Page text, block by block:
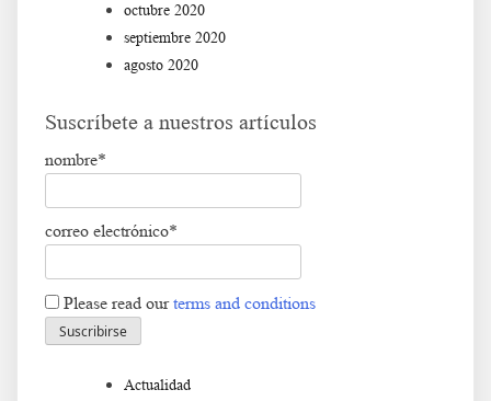
octubre 2020
septiembre 2020
agosto 2020
Suscríbete a nuestros artículos
nombre*
correo electrónico*
Please read ourterms and conditions
Actualidad